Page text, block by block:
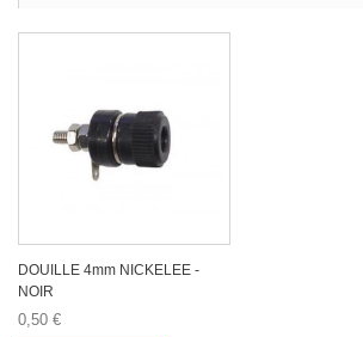
DOUILLE 4mm NICKELEE -
NOIR
0,50 €